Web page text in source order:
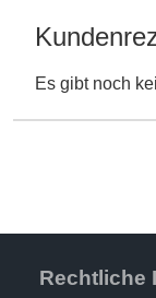
Es gibt noch
Rechtliche